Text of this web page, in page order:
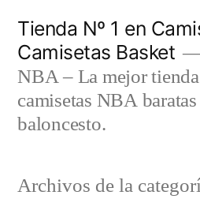
contenido
Tienda Nº 1 en
Camisetas Basket
NBA – La mejor
camisetas NBA
baloncesto.
Archivos de la